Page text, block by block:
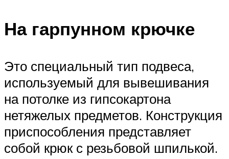
На гарпунном крючке
Это специальный тип подвеса,
используемый для вывешивания
на потолке из гипсокартона
нетяжелых предметов. Конструкция
приспособления представляет
собой крюк с резьбовой шпилькой.